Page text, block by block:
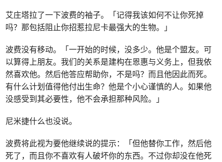
艾庄塔拉了一下波费的袖子。「记得我该如何不让你死掉
吗？那包括阻止你招惹拉尼卡最强大的生物。」
波费没有移动。「一开始的时候，没多少。他是个盟友。可
以算得上朋友。我们的关系是建构在恩惠与义务上，但我依
然喜欢他。然后他答应帮助你，不是吗？而且他因此而死。
有什么计划值得他付出生命？他是个小心谨慎的人。如果他
没感受到其必要性，他不会承担那种风险。」
尼米捷什么也没说。
波费将此视为要他继续说的提示：「但他替你工作，然后他
死了，而且你不喜欢有人破坏你的东西。不过你却没在他死